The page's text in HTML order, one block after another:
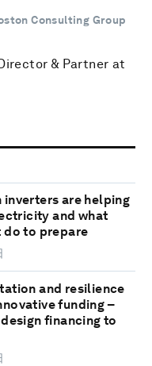
Consulting Group
& Partner at
inverters are helping
and what
do to prepare
and resilience
funding –
financing to